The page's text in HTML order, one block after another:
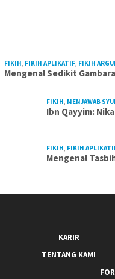
FIKIH, FIKIH APLIKATIF, FIKIH
Mengenal Sedikit
FIKIH, MENJAWAB
Ibn Qayyim:
FIKIH, FIKIH
Mengenal
KARIR
TENTANG KAMI